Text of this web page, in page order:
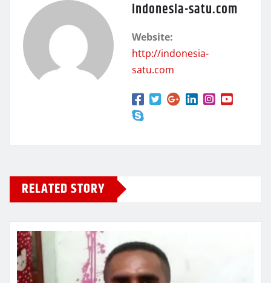
indonesia-satu.com
Website:
http://indonesia-
satu.com
RELATED STORY